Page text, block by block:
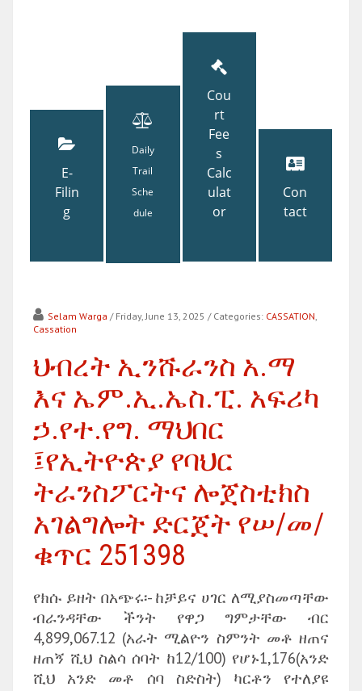
E-
Filin
g
Daily
Trail
Sche
dule
Cou
rt
Fee
s
Calc
ulat
or
Con
tact
Selam Warga / Friday, June 13, 2025 / Categories: CASSATION,
Cassation
ህብረት ኢንሹራንስ አ.ማ
እና ኤም.ኢ.ኤስ.ፒ. አፍሪካ
ኃ.የተ.የግ. ማህበር
፤የኢትዮጵያ የባህር
ትራንስፖርትና ሎጀስቲክስ
አገልግሎት ድርጀት የሠ/መ/
ቁጥር 251398
የክሱ ይዘት በአጭሩ፡- ከቻይና ሀገር ለሚያስመጣቸው
ብራንዳቸው ችንት የዋጋ ግምታቸው ብር
4,899,067.12 (አራት ሚልዮን ስምንት መቶ ዘጠና
ዘጠኝ ሺህ ስልሳ ሰባት ከ12/100) የሆኑ1,176(አንድ
ሺህ አንድ መቶ ሰባ ስድስት) ካርቶን የተለያዩ